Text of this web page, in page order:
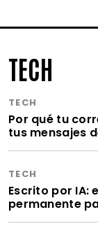
TECH
TECH
Por qué tu
tus mensajes
TECH
Escrito por IA:
permanente